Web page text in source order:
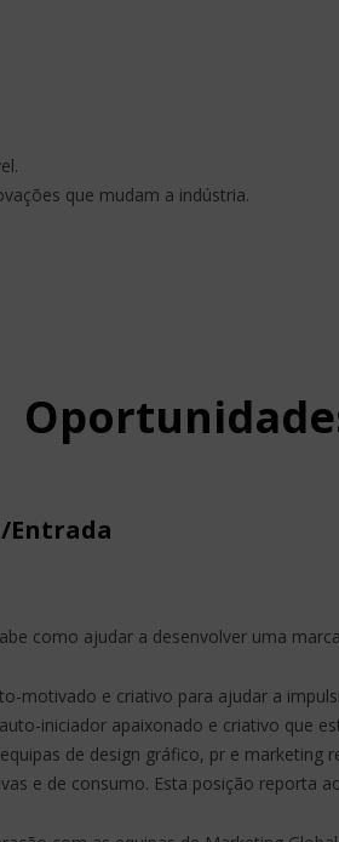
que mudam a indústria.
Entrada
como ajudar a desenvolver uma
motivado e criativo para ajudar a
iniciador apaixonado e criativo que
de design gráfico, pr e
e de consumo. Esta posição reporta